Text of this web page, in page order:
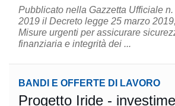
Pubblicato nella Gazzetta Ufficiale
2019 il Decreto legge 25 marzo
Misure urgenti per assicurare
finanziaria e integrità dei ...
BANDI E OFFERTE DI LAVORO
Progetto Iride -